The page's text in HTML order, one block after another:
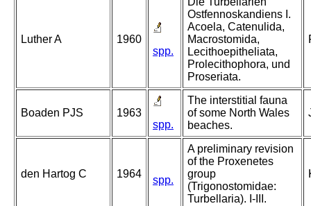
Luther A
1960
spp.
Ostfennoskandiens I.
Acoela, Catenulida,
Macrostomida,
Lecithoepitheliata,
Prolecithophora, und
Proseriata.
Boaden PJS
1963
spp.
The interstitial fauna
of some North Wales
beaches.
den Hartog C 1964
spp.
A preliminary revision
of the Proxenetes
group
(Trigonostomidae:
Turbellaria). I-III.